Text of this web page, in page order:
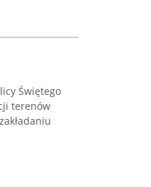
Świętego
terenów